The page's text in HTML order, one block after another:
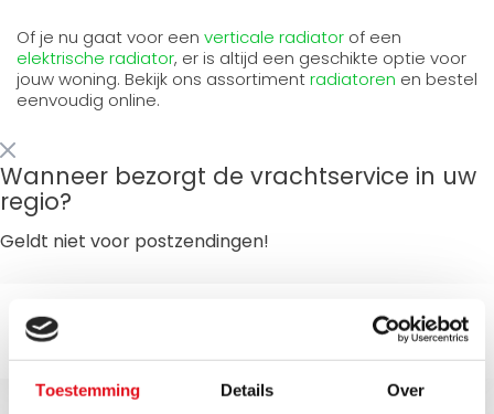
Toestemming Details Over
Of je nu gaat voor een verticale radiator of een
elektrische radiator, er is altijd een geschikte optie voor
jouw woning. Bekijk ons assortimentradiatoren en bestel
eenvoudig online.
Wanneer bezorgt de vrachtservice in uw
regio?
Geldt niet voor postzendingen!
Opvragen